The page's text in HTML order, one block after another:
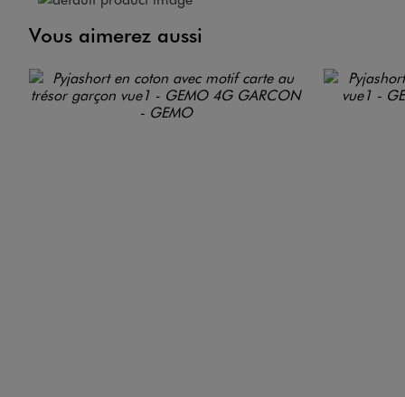
Vous aimerez aussi